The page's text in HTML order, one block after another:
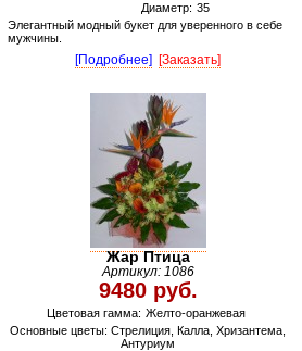
Диаметр: 35
Элегантный модный букет для уверенного в себе
мужчины.
[Подробнее] [Заказать]
Жар Птица
Артикул: 1086
9480 руб.
Цветовая гамма: Желто-оранжевая
Основные цветы: Стрелиция, Калла, Хризантема,
Антуриум